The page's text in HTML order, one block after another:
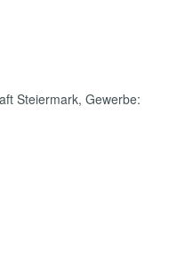
Steiermark, Gewerbe: